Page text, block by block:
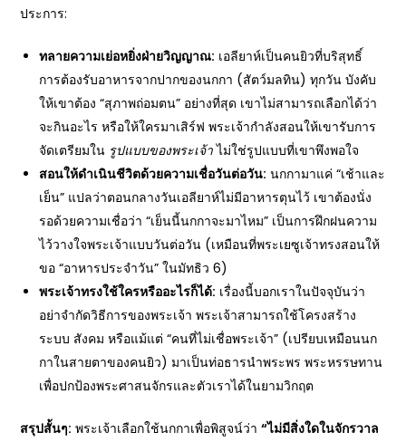
ประการ:
ทลายความเย่อหยิ่งฝ่ายวิญญาณ: เอลียาห์เป็นคนยิวที่บริสุทธิ์
การต้องรับอาหารจากปากของนกกา (สัตว์มลทิน) ทุกวัน บังคับ
ให้เขาต้อง “สุภาพถ่อมตน” อย่างที่สุด เขาไม่สามารถเลือกได้ว่า
จะกินอะไร หรือให้ใครมาเสิร์ฟ พระเจ้ากำลังสอนให้เขารับการ
จัดเตรียมใน รูปแบบของพระเจ้าไม่ใช่รูปแบบที่เขาพึงพอใจ
สอนให้ดำเนินชีวิตด้วยความเชื่อวันต่อวัน: นกกามาแค่ “เช้าและ
เย็น” แปลว่าตอนกลางวันเอลียาห์ไม่มีอาหารตุนไว้ เขาต้องนั่ง
รอด้วยความเชื่อว่า “เย็นนี้นกกาจะมาไหม” เป็นการฝึกฝนความ
ไว้วางใจพระเจ้าแบบวันต่อวัน (เหมือนที่พระเยซูเจ้าทรงสอนให้
ขอ “อาหารประจำวัน” ในมัทธิว 6)
พระเจ้าทรงใช้ใครหรืออะไรก็ได้: เรื่องนี้บอกเราในปัจจุบันว่า
อย่าจำกัดวิธีการของพระเจ้า พระเจ้าสามารถใช้โครงสร้าง
ระบบ สังคม หรือแม้แต่ “คนที่ไม่เชื่อพระเจ้า” (เปรียบเหมือนนก
กาในสายตาของคนยิว) มาเป็นท่อธารนำพระพร พระหรรษทาน
เพื่อปกป้องพระศาสนจักรและตัวเราได้ในยามวิกฤต
สรุปสั้นๆ: พระเจ้าเลือกใช้นกกาเพื่อพิสูจน์ว่า“ไม่มีสิ่งใดในจักรวาล